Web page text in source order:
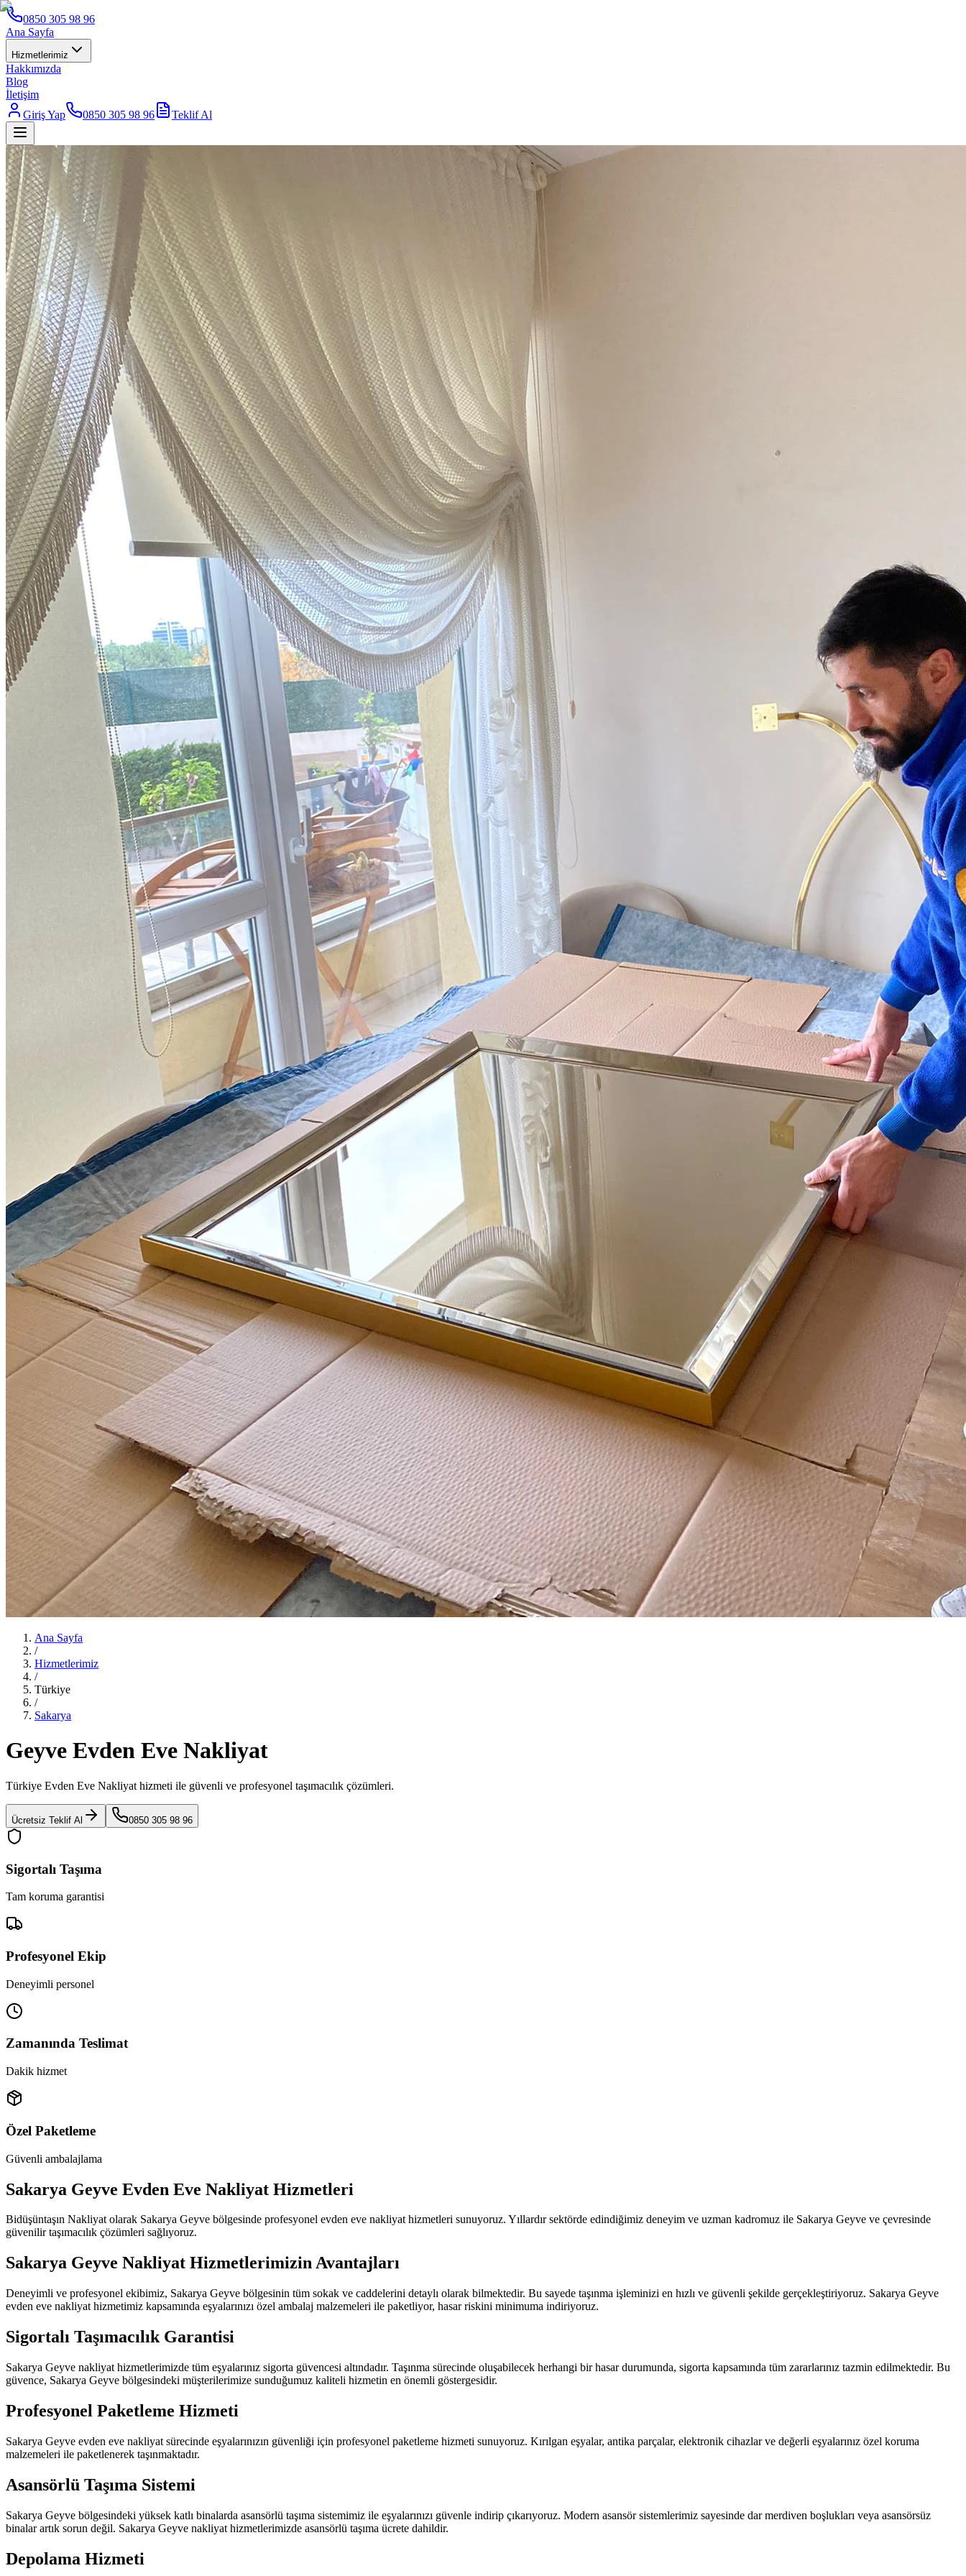
0850 305 98 96
Ana Sayfa
Hizmetlerimiz
Hakkımızda
Blog
İletişim
Giriş Yap
0850 305 98 96 Teklif Al
Ana Sayfa
/
Hizmetlerimiz
/
Türkiye
/
Sakarya
Geyve Evden Eve Nakliyat
Türkiye Evden Eve Nakliyat hizmeti ile güvenli ve profesyonel taşımacılık çözümleri.
Ücretsiz Teklif Al 0850 305 98 96
Sigortalı Taşıma
Tam koruma garantisi
Profesyonel Ekip
Deneyimli personel
Zamanında Teslimat
Dakik hizmet
Özel Paketleme
Güvenli ambalajlama
Sakarya Geyve Evden Eve Nakliyat Hizmetleri
Bidüşüntaşın Nakliyat olarak Sakarya Geyve bölgesinde profesyonel evden eve nakliyat hizmetleri sunuyoruz. Yıllardır sektörde edindiğimiz deneyim ve uzman kadromuz ile Sakarya Geyve ve çevresinde
güvenilir taşımacılık çözümleri sağlıyoruz.
Sakarya Geyve Nakliyat Hizmetlerimizin Avantajları
Deneyimli ve profesyonel ekibimiz, Sakarya Geyve bölgesinin tüm sokak ve caddelerini detaylı olarak bilmektedir. Bu sayede taşınma işleminizi en hızlı ve güvenli şekilde gerçekleştiriyoruz. Sakarya Geyve
evden eve nakliyat hizmetimiz kapsamında eşyalarınızı özel ambalaj malzemeleri ile paketliyor, hasar riskini minimuma indiriyoruz.
Sigortalı Taşımacılık Garantisi
Sakarya Geyve nakliyat hizmetlerimizde tüm eşyalarınız sigorta güvencesi altındadır. Taşınma sürecinde oluşabilecek herhangi bir hasar durumunda, sigorta kapsamında tüm zararlarınız tazmin edilmektedir. Bu
güvence, Sakarya Geyve bölgesindeki müşterilerimize sunduğumuz kaliteli hizmetin en önemli göstergesidir.
Profesyonel Paketleme Hizmeti
Sakarya Geyve evden eve nakliyat sürecinde eşyalarınızın güvenliği için profesyonel paketleme hizmeti sunuyoruz. Kırılgan eşyalar, antika parçalar, elektronik cihazlar ve değerli eşyalarınız özel koruma
malzemeleri ile paketlenerek taşınmaktadır.
Asansörlü Taşıma Sistemi
Sakarya Geyve bölgesindeki yüksek katlı binalarda asansörlü taşıma sistemimiz ile eşyalarınızı güvenle indirip çıkarıyoruz. Modern asansör sistemlerimiz sayesinde dar merdiven boşlukları veya asansörsüz
binalar artık sorun değil. Sakarya Geyve nakliyat hizmetlerimizde asansörlü taşıma ücrete dahildir.
Depolama Hizmeti